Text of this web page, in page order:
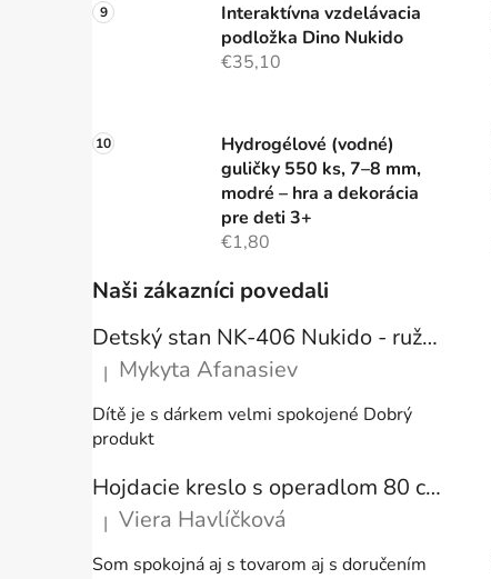
Interaktívna vzdelávacia
podložka Dino Nukido
€35,10
Hydrogélové (vodné)
guličky 550 ks, 7–8 mm,
modré – hra a dekorácia
pre deti 3+
€1,80
Naši zákazníci povedali
Detský stan NK-406 Nukido - ružový
Hodnotenie produktu je 5 z 5 hviezdičiek.
| Mykyta Afanasiev
Dítě je s dárkem velmi spokojené Dobrý
produkt
Hojdacie kreslo s operadlom 80 cm + vankúše
Hodnotenie produktu je 5 z 5 hviezdičiek.
| Viera Havlíčková
Som spokojná aj s tovarom aj s doručením